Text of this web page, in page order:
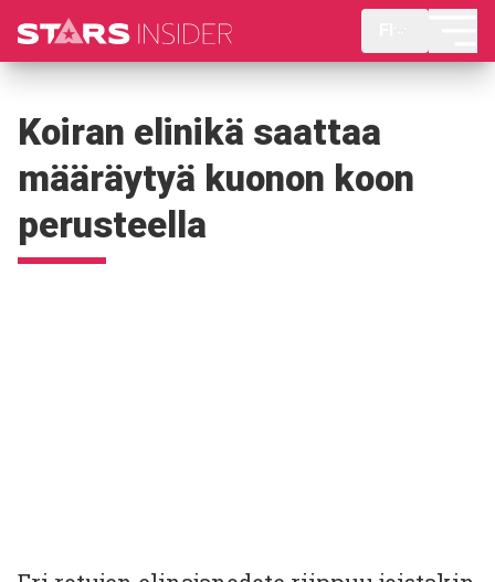
Koiran elinikä saattaa
määräytyä kuonon koon
perusteella